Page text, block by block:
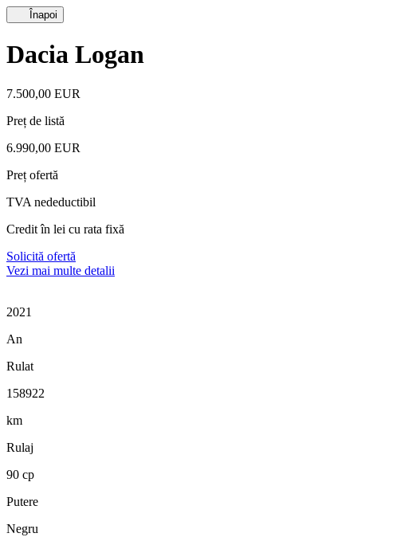
Înapoi
Dacia Logan
7.500,00 EUR
Preț de listă
6.990,00 EUR
Preț ofertă
TVA nedeductibil
Credit în lei cu rata fixă
Solicită ofertă
Vezi mai multe detalii
2021
An
Rulat
158922
km
Rulaj
90 cp
Putere
Negru